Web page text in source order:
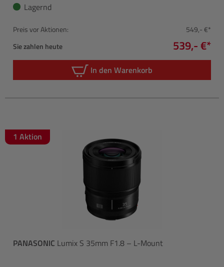
Lagernd
Preis vor Aktionen:
549,- €*
Sie zahlen heute
539,- €*
In den Warenkorb
1 Aktion
PANASONIC Lumix S 35mm F1.8 – L-Mount